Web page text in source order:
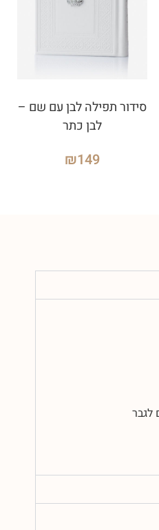
סידור תפילה לבן עם שם –
לבן כתר
₪149
לגבר